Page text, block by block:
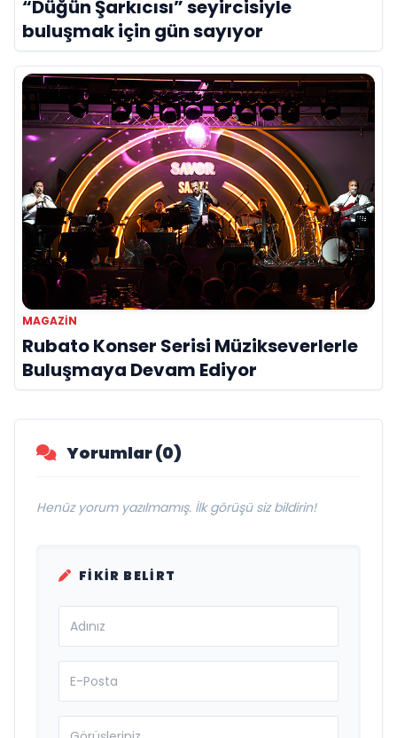
“Düğün Şarkıcısı” seyircisiyle
buluşmak için gün sayıyor
MAGAZIN
Rubato Konser Serisi Müzikseverlerle
Buluşmaya Devam Ediyor
Yorumlar (0)
Henüz yorum yazılmamış. İlk görüşü siz bildirin!
FIKIR BELIRT